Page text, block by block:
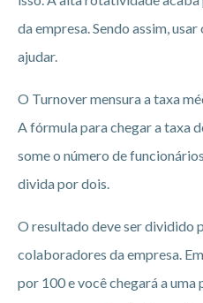
da empresa. Sendo assim,
ajudar.
O Turnover mensura a taxa
A fórmula para chegar a taxa
some o número de
divida por dois.
O resultado deve ser dividido
colaboradores da empresa.
por 100 e você chegará a